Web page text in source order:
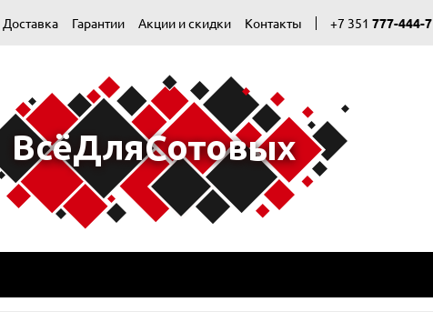
Доставка Гарантии Акции и скидки Контакты +7 351 777-444-7